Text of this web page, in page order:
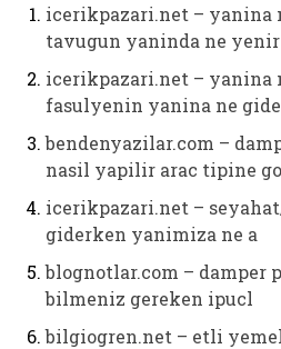
icerikpazari.net – yanina
tavugun yaninda ne yenir
icerikpazari.net – yanina
fasulyenin yanina ne
bendenyazilar.com –
nasil yapilir arac tipine go
icerikpazari.net –
giderken yanimiza ne a
blognotlar.com – damper
bilmeniz gereken ipucl
bilgiogren.net – etli